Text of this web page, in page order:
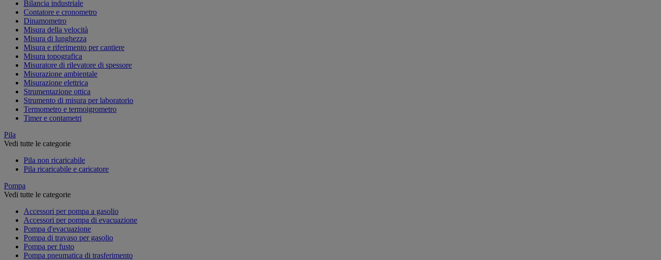
Bilancia industriale
Contatore e cronometro
Dinamometro
Misura della velocità
Misura di lunghezza
Misura e riferimento per cantiere
Misura topografica
Misuratore di rilevatore di spessore
Misurazione ambientale
Misurazione elettrica
Strumentazione ottica
Strumento di misura per laboratorio
Termometro e termoigrometro
Timer e contametri
Pila
Vedi tutte le categorie
Pila non ricaricabile
Pila ricaricabile e caricatore
Pompa
Vedi tutte le categorie
Accessori per pompa a gasolio
Accessori per pompa di evacuazione
Pompa d'evacuazione
Pompa di travaso per gasolio
Pompa per fusto
Pompa pneumatica di trasferimento